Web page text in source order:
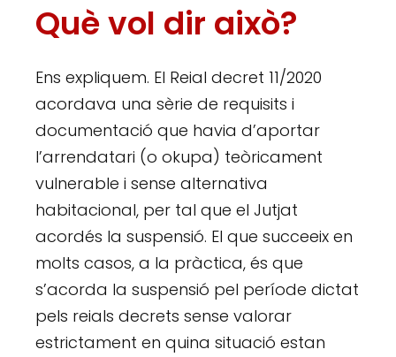
Què vol dir això?
Ens expliquem. El Reial decret 11/2020
acordava una sèrie de requisits i
documentació que havia d’aportar
l’arrendatari (o okupa) teòricament
vulnerable i sense alternativa
habitacional, per tal que el Jutjat
acordés la suspensió. El que succeeix en
molts casos, a la pràctica, és que
s’acorda la suspensió pel període dictat
pels reials decrets sense valorar
estrictament en quina situació estan